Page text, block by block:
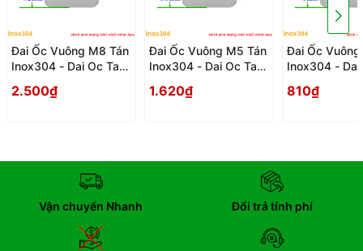
Đai Ốc Vuông M8 Tán
Inox304 - Dai Oc Tan
2.500₫
Đai Ốc Vuông M5 Tán
Inox304 - Dai Oc Tan
1.620₫
Đai Ốc Vuông
Inox304 - Dai
810₫
Vận chuyển Nhanh Đổi trả tính phí